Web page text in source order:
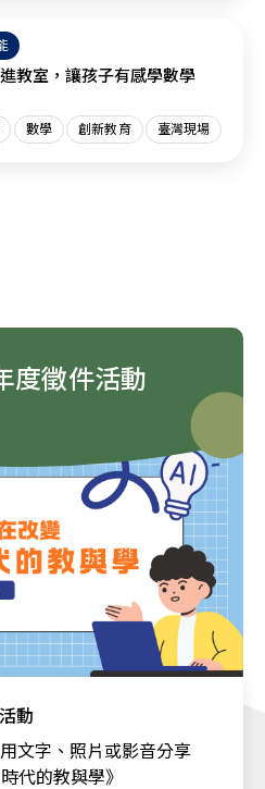
教室，讓孩子有感學數學
數學 創新教育 臺灣現場
度徵件活動
動
文字、照片或影音分享
代的教與學》